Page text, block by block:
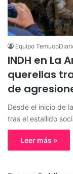
Equipo
INDH en La
querellas
de
Desde el inicio de
tras el estallido
Leer más »